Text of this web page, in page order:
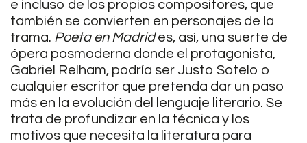
e incluso de los propios compositores, que
también se convierten en personajes de la
trama. Poeta en Madrides, así, una suerte de
ópera posmoderna donde el protagonista,
Gabriel Relham, podría ser Justo Sotelo o
cualquier escritor que pretenda dar un paso
más en la evolución del lenguaje literario. Se
trata de profundizar en la técnica y los
motivos que necesita la literatura para